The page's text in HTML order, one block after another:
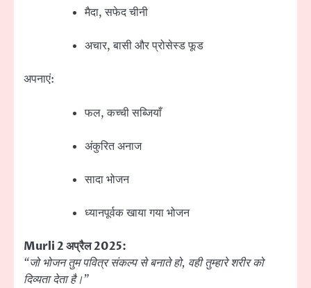
मैदा, सफेद चीनी
अचार, बासी और प्रोसेस्ड फूड
अपनाएं:
फल, कच्ची सब्जियाँ
अंकुरित अनाज
सादा भोजन
ध्यानपूर्वक खाया गया भोजन
Murli 2 अप्रैल 2025:
“जो भोजन तुम पवित्र संकल्प से बनाते हो, वही तुम्हारे शरीर को
दिव्यता देता है।”